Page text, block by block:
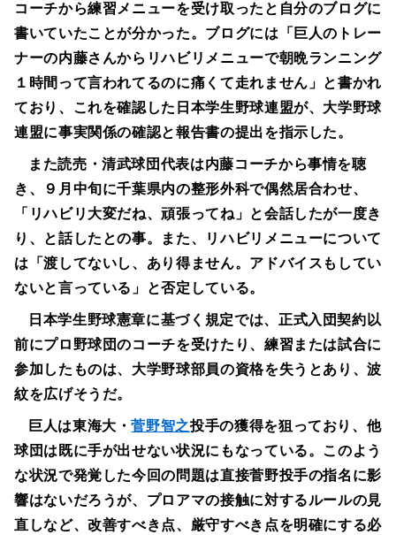
コーチから練習メニューを受け取ったと自分のブログに
書いていたことが分かった。ブログには「巨人のトレー
ナーの内藤さんからリハビリメニューで朝晩ランニング
１時間って言われてるのに痛くて走れません」と書かれ
ており、これを確認した日本学生野球連盟が、大学野球
連盟に事実関係の確認と報告書の提出を指示した。
また読売・清武球団代表は内藤コーチから事情を聴
き、９月中旬に千葉県内の整形外科で偶然居合わせ、
「リハビリ大変だね、頑張ってね」と会話したが一度き
り、と話したとの事。また、リハビリメニューについて
は「渡してないし、あり得ません。アドバイスもしてい
ないと言っている」と否定している。
日本学生野球憲章に基づく規定では、正式入団契約以
前にプロ野球団のコーチを受けたり、練習または試合に
参加したものは、大学野球部員の資格を失うとあり、波
紋を広げそうだ。
巨人は東海大・菅野智之投手の獲得を狙っており、他
球団は既に手が出せない状況にもなっている。このよう
な状況で発覚した今回の問題は直接菅野投手の指名に影
響はないだろうが、プロアマの接触に対するルールの見
直しなど、改善すべき点、厳守すべき点を明確にする必